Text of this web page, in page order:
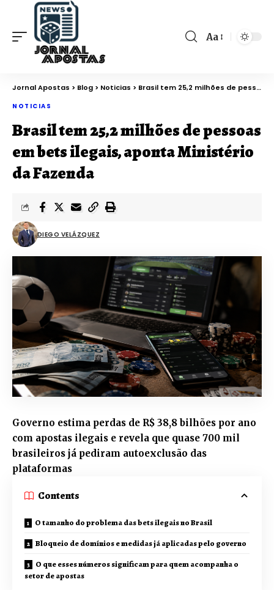
Aa
Jornal Apostas > Blog > Noticias > Brasil tem 25,2 milhões de pessoas em bets ilegais, aponta Ministério da Fazenda
NOTICIAS
Brasil tem 25,2 milhões de pessoas
em bets ilegais, aponta Ministério
da Fazenda
DIEGO VELÁZQUEZ
Governo estima perdas de R$ 38,8 bilhões por ano
com apostas ilegais e revela que quase 700 mil
brasileiros já pediram autoexclusão das
plataformas
Contents
O tamanho do problema das bets ilegais no Brasil
Bloqueio de domínios e medidas já aplicadas pelo governo
O que esses números significam para quem acompanha o
setor de apostas